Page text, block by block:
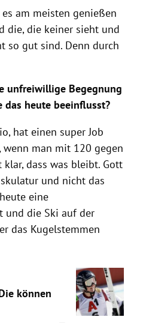
am meisten genießen
die, die keiner sieht und
so gut sind. Denn durch
unfreiwillige Begegnung
das heute beeinflusst?
hat einen super Job
wenn man mit 120 gegen
dass was bleibt. Gott
und nicht das
eine
und die Ski auf der
das Kugelstemmen
können